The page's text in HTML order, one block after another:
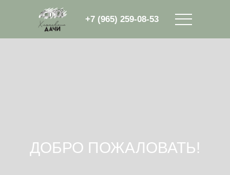
+7 (965) 259-08-53
ДОБРО ПОЖАЛОВАТЬ!